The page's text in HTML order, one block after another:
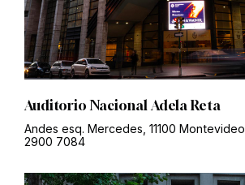
Auditorio Nacional Adela Reta
Andes esq. Mercedes, 11100 Montevideo
2900 7084